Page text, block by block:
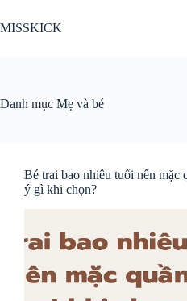
đến
phần
MISSKICK
Danh mục Mẹ và bé
Bé trai bao nhiêu tuổi nên mặc
ý gì khi chọn?